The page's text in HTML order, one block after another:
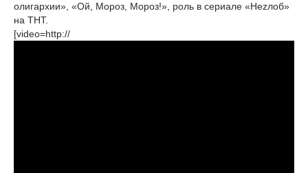
олигархии», «Ой, Мороз, Мороз!», роль в сериале «Неzлоб»
на ТНТ.
[video=http://